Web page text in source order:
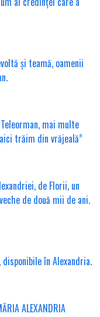
și teamă, oamenii
mai multe
trăim din vrăjeală”
de Florii, un
de două mii de ani.
în Alexandria.
ALEXANDRIA